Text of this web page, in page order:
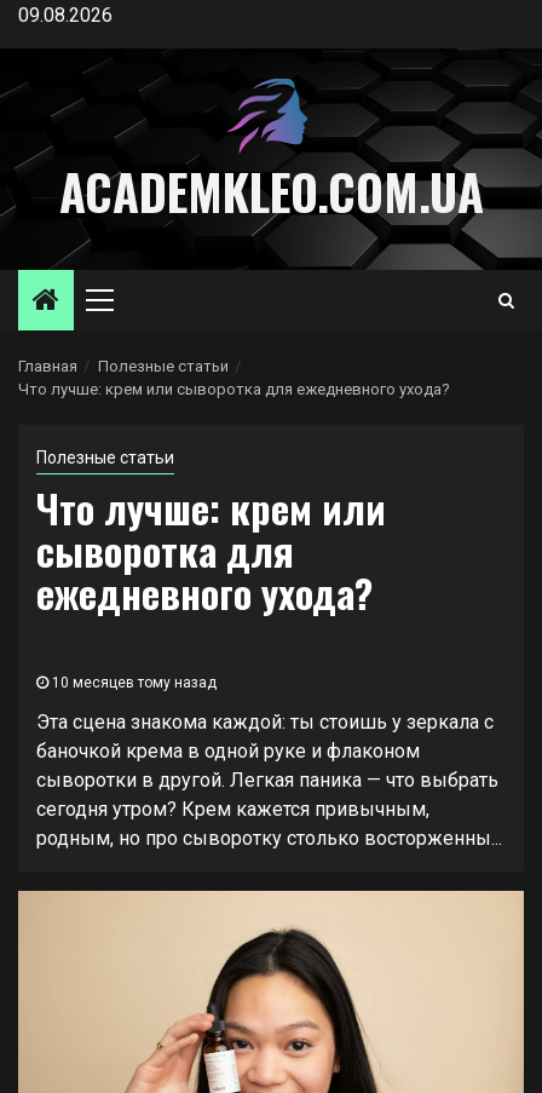
Перейти
содержимому
09.08.2026
ACADEMKLEO.COM.UA
Основное
Главная
Полезные статьи
Что лучше: крем или сыворотка для ежедневного ухода?
Полезные статьи
Что лучше: крем или
сыворотка для
ежедневного ухода?
10 месяцев тому назад
Эта сцена знакома каждой: ты стоишь у зеркала с
баночкой крема в одной руке и флаконом
сыворотки в другой. Легкая паника — что выбрать
сегодня утром? Крем кажется привычным,
родным, но про сыворотку столько восторженны...